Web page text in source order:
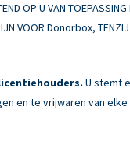
OP U VAN
VOOR Donorbox,
U stemt
en te vrijwaren van